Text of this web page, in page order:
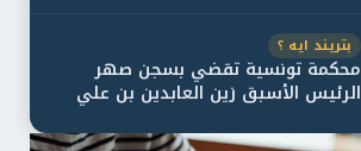
بتريند ايه ؟
محكمة تونسية تقضي بسجن صهر
الرئيس الأسبق زين العابدين بن علي